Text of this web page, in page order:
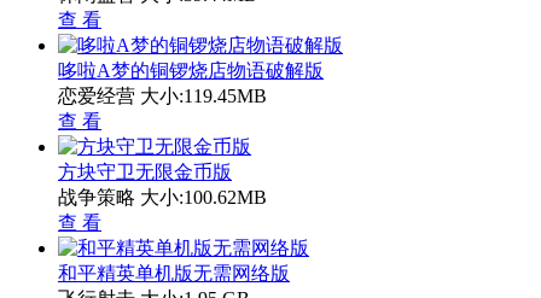
查 看
哆啦A梦的铜锣烧店物语破解版
恋爱经营 大小:119.45MB
查 看
方块守卫无限金币版
战争策略 大小:100.62MB
查 看
和平精英单机版无需网络版